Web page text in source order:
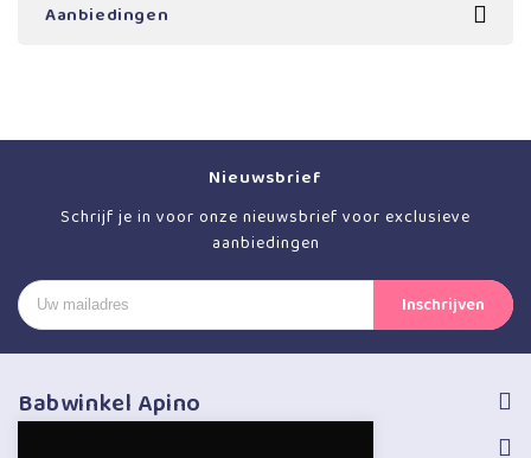
Aanbiedingen
Nieuwsbrief
Schrijf je in voor onze nieuwsbrief voor exclusieve
aanbiedingen
Babwinkel Apino